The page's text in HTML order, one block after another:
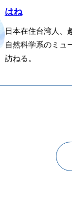
はね
日本在住台湾人、
自然科学系のミュ
訪ねる。